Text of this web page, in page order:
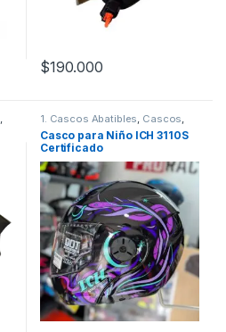
$190.000
, 1. Cascos Abatibles, Cascos,
ICH
Casco para Niño ICH 3110S
Certificado